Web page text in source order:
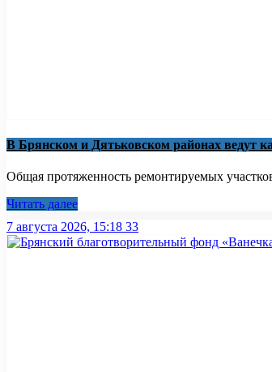
В Брянском и Дятьковском районах ведут
Общая протяженность ремонтируемых
Читать далее
7 августа 2026, 15:18 33